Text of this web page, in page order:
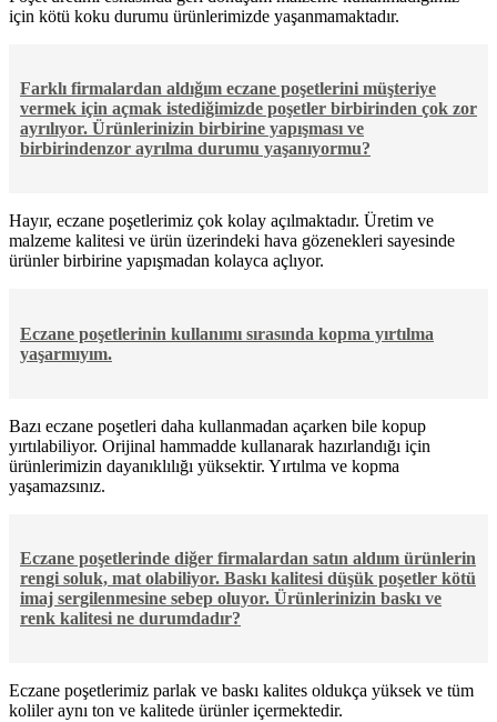
için kötü koku durumu ürünlerimizde yaşanmamaktadır.
Farklı firmalardan aldığım eczane poşetlerini müşteriye
vermek için açmak istediğimizde poşetler birbirinden çok zor
ayrılıyor. Ürünlerinizin birbirine yapışması ve
birbirindenzor ayrılma durumu yaşanıyormu?
Hayır, eczane poşetlerimiz çok kolay açılmaktadır. Üretim ve
malzeme kalitesi ve ürün üzerindeki hava gözenekleri sayesinde
ürünler birbirine yapışmadan kolayca açlıyor.
Eczane poşetlerinin kullanımı sırasında kopma yırtılma
yaşarmıyım.
Bazı eczane poşetleri daha kullanmadan açarken bile kopup
yırtılabiliyor. Orijinal hammadde kullanarak hazırlandığı için
ürünlerimizin dayanıklılığı yüksektir. Yırtılma ve kopma
yaşamazsınız.
Eczane poşetlerinde diğer firmalardan satın aldıım ürünlerin
rengi soluk, mat olabiliyor. Baskı kalitesi düşük poşetler kötü
imaj sergilenmesine sebep oluyor. Ürünlerinizin baskı ve
renk kalitesi ne durumdadır?
Eczane poşetlerimiz parlak ve baskı kalites oldukça yüksek ve tüm
koliler aynı ton ve kalitede ürünler içermektedir.